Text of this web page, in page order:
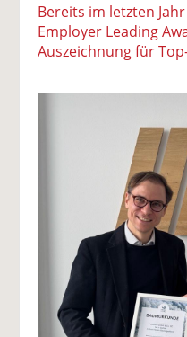
Bereits im letzten
Employer Leading
Auszeichnung für